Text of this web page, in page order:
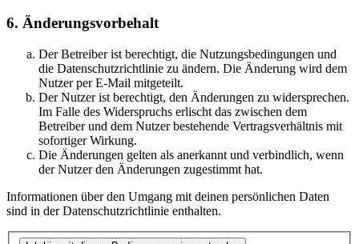
6. Änderungsvorbehalt
Der Betreiber ist berechtigt, die Nutzungsbedingungen und
die Datenschutzrichtlinie zu ändern. Die Änderung wird dem
Nutzer per E-Mail mitgeteilt.
Der Nutzer ist berechtigt, den Änderungen zu widersprechen.
Im Falle des Widerspruchs erlischt das zwischen dem
Betreiber und dem Nutzer bestehende Vertragsverhältnis mit
sofortiger Wirkung.
Die Änderungen gelten als anerkannt und verbindlich, wenn
der Nutzer den Änderungen zugestimmt hat.
Informationen über den Umgang mit deinen persönlichen Daten
sind in der Datenschutzrichtlinie enthalten.